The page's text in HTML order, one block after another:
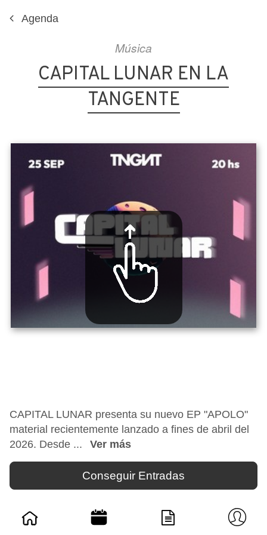
Agenda
Música
CAPITAL LUNAR EN LA
TANGENTE
CAPITAL LUNAR presenta su nuevo EP "APOLO"
material recientemente lanzado a fines de abril del
2026. Desde ...
Ver más
Conseguir Entradas